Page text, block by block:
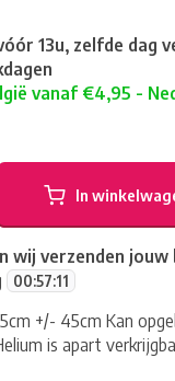
13u, zelfde dag
vanaf €4,95 -
In
wij verzenden jouw
00:57:10
+/- 45cm Kan
is apart